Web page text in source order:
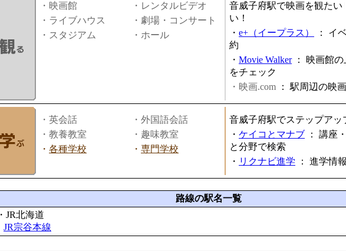
・映画館
・レンタルビデオ
・ライブハウス
・劇場・コンサート
・スタジアム
・ホール
音威子府駅で映画を観たい
い！
・ e+（イープラス） ： イ
約
・ Movie Walker： 映画館
をチェック
・映画.com ： 駅周辺の映
・英会話
・外国語会話
・教養教室
・趣味教室
・ 各種学校 ・ 専門学校
音威子府駅でステップアッ
・ ケイコとマナブ ： 講座
と分野で検索
・ リクナビ進学 ： 進学情
路線の駅名一覧
・JR北海道
JR宗谷本線